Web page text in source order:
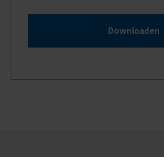
Downloaden